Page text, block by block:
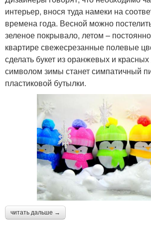
интерьер, внося туда намеки на
времена года. Весной можно
зеленое покрывало, летом –
квартире свежесрезанные полевые
сделать букет из оранжевых и
символом зимы станет симпатичный
пластиковой бутылки.
читать дальше →